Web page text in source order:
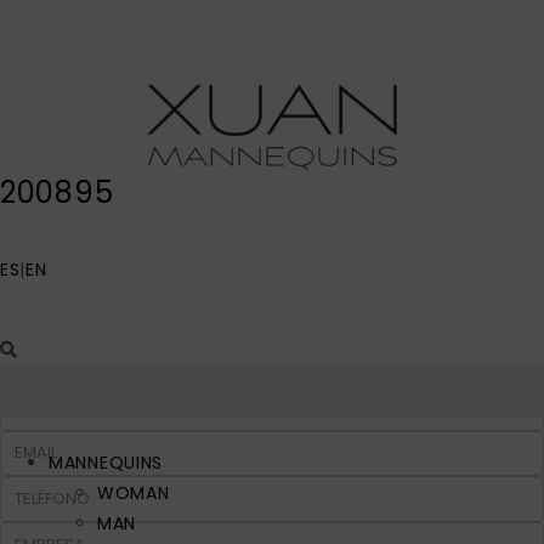
ES|EN
MANNEQUINS
WOMAN
MAN
200895